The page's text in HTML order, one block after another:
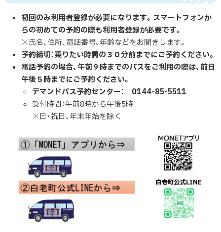
初回のみ利用者登録が必要になります。スマートフォンか
らの初めての予約の際も利用者登録が必要です。
※氏名、住所、電話番号、年齢などをお聞きします。
予約締切：乗りたい時間の３０分前までにご予約ください。
電話予約の場合、午前９時までのバスをご利用の際は、前日
午後５時までにご予約ください。
デマンドバス予約センター： 0144-85-5511
受付時間：午前8時から午後5時
※日・祝日、年末年始を除く